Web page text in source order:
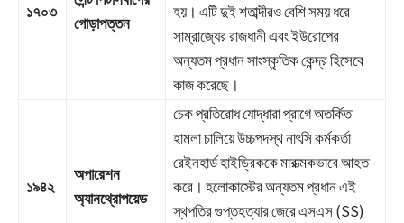
১৭০৩
গোড়াপত্তন
হয়। এটি দুই শতাব্দীরও বেশি সময় ধরে
সাম্রাজ্যের রাজধানী এবং ইউরোপের
অন্যতম প্রধান সাংস্কৃতিক কেন্দ্র হিসেবে
কাজ করেছে।
১৯৪২
অপারেশন
অ্যানথ্রোপয়েড
চেক প্রতিরোধ যোদ্ধারা প্রাগে অতর্কিত
হামলা চালিয়ে উচ্চপদস্থ নাৎসি কর্মকর্তা
রেইনহার্ড হাইড্রিককে মারাত্মকভাবে আহত
করে। হলোকাস্টের অন্যতম প্রধান এই
স্থপতির গুপ্তহত্যার জেরে এসএস (SS)